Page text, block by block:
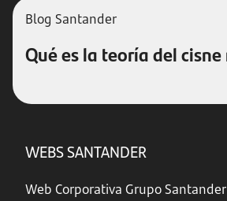
Blog Santander
Qué es la teoría del
WEBS SANTANDER
Web Corporativa Grupo Santander